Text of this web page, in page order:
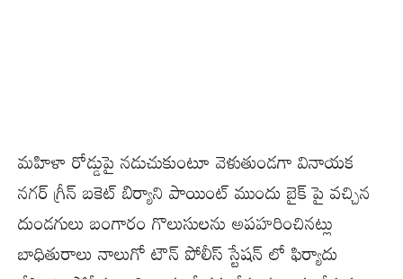
మహిళా రోడ్డుపై నడుచుకుంటూ వెళుతుండగా వినాయక
నగర్ గ్రీన్ బకెట్ బిర్యాని పాయింట్ ముందు బైక్ పై వచ్చిన
దుండగులు బంగారం గొలుసులను అపహరించినట్లు
బాధితురాలు నాలుగో టౌన్ పోలీస్ స్టేషన్ లో ఫిర్యాదు